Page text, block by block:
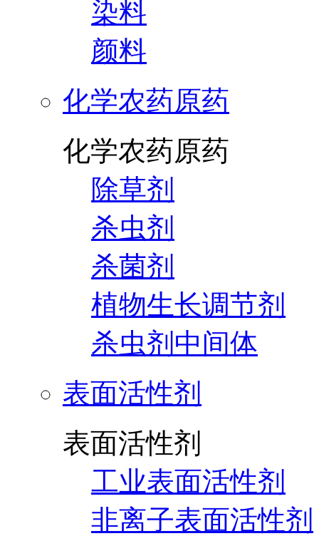
染料
颜料
化学农药原药
化学农药原药
除草剂
杀虫剂
杀菌剂
植物生长调节剂
杀虫剂中间体
表面活性剂
表面活性剂
工业表面活性剂
非离子表面活性剂